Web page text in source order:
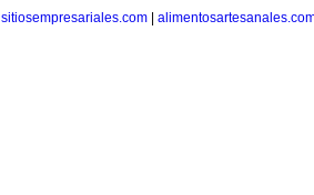
sitiosempresariales.com